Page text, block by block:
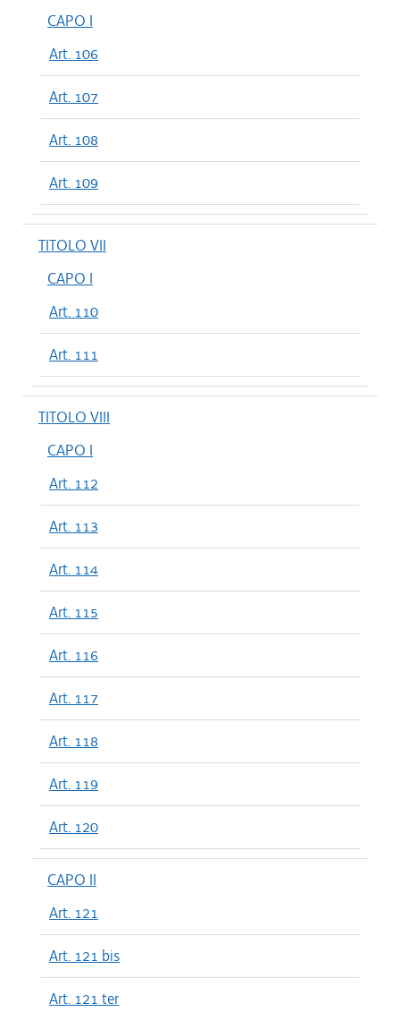
CAPO I
Art. 106
Art. 107
Art. 108
Art. 109
TITOLO VII
CAPO I
Art. 110
Art. 111
TITOLO VIII
CAPO I
Art. 112
Art. 113
Art. 114
Art. 115
Art. 116
Art. 117
Art. 118
Art. 119
Art. 120
CAPO II
Art. 121
Art. 121 bis
Art. 121 ter